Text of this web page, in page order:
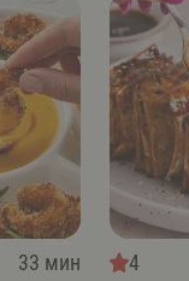
33 мин 4